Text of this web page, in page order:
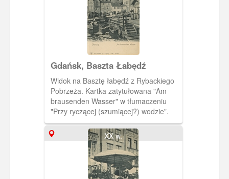
Gdańsk, Baszta Łabędź
Widok na Basztę łabędź z Rybackiego
Pobrzeża. Kartka zatytułowana "Am
brausenden Wasser" w tłumaczeniu
"Przy ryczącej (szumiącej?) wodzie".
XX w.